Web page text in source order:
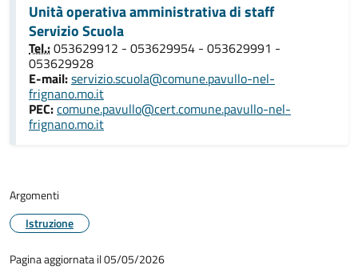
Unità operativa amministrativa di staff
Servizio Scuola
Tel.:053629912 - 053629954 - 053629991 -
053629928
E-mail:servizio.scuola@comune.pavullo-nel-
frignano.mo.it
PEC:comune.pavullo@cert.comune.pavullo-nel-
frignano.mo.it
Argomenti
Istruzione
Pagina aggiornata il 05/05/2026